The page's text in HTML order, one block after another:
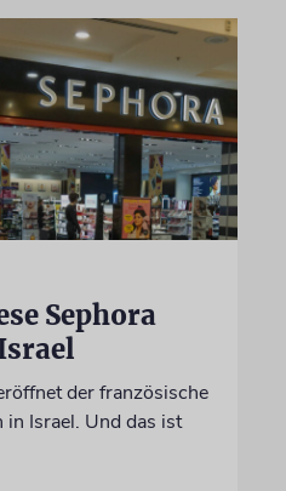
Sephora
der französische
in Israel. Und das ist